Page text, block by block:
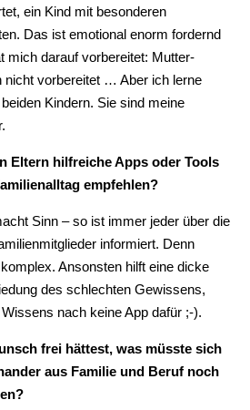
ein Kind mit besonderen
Das ist emotional enorm fordernd
mich darauf vorbereitet: Mutter-
nicht vorbereitet … Aber ich lerne
Kindern. Sie sind meine
Eltern hilfreiche Apps oder Tools
empfehlen?
Sinn – so ist immer jeder über die
informiert. Denn
Ansonsten hilft eine dicke
des schlechten Gewissens,
nach keine App dafür ;-).
frei hättest, was müsste sich
aus Familie und Beruf noch